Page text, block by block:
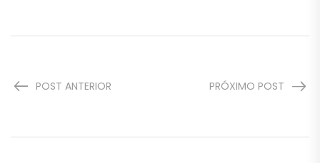
POST ANTERIOR PRÓXIMO POST